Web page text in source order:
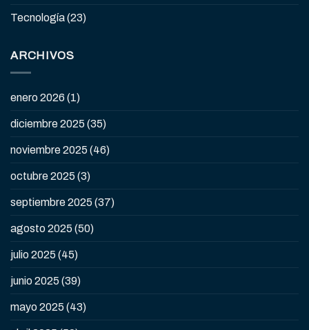
Tecnología(23)
ARCHIVOS
enero 2026 (1)
diciembre 2025 (35)
noviembre 2025 (46)
octubre 2025 (3)
septiembre 2025 (37)
agosto 2025 (50)
julio 2025 (45)
junio 2025 (39)
mayo 2025 (43)